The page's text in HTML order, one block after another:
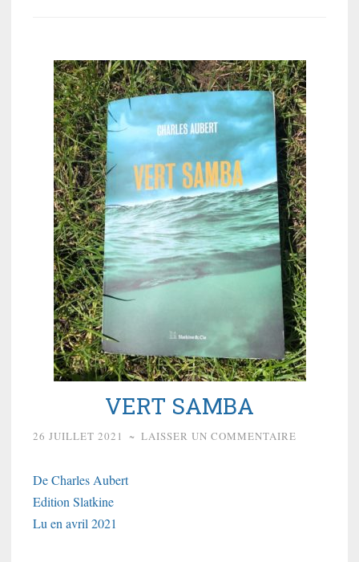
VERT SAMBA
26 JUILLET 2021 ~ LAISSER UN COMMENTAIRE
De Charles Aubert
Edition Slatkine
Lu en avril 2021